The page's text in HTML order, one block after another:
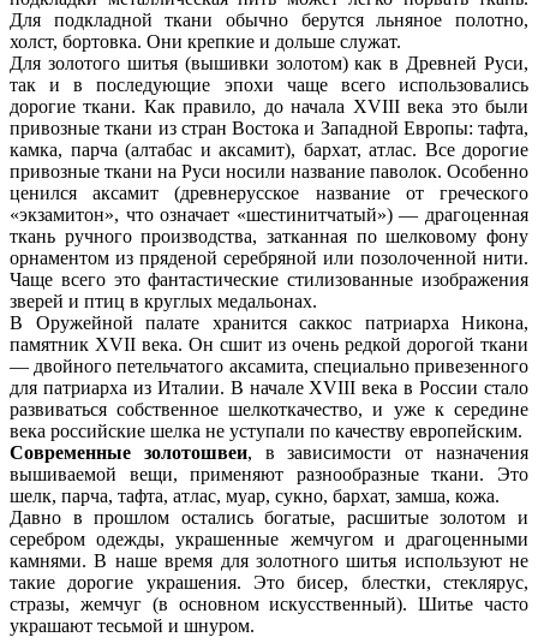
Для подкладной ткани обычно берутся льняное полотно,
холст, бортовка. Они крепкие и дольше служат.
Для золотого шитья (вышивки золотом) как в Древней Руси,
так и в последующие эпохи чаще всего использовались
дорогие ткани. Как правило, до начала XVIII века это были
привозные ткани из стран Востока и Западной Европы: тафта,
камка, парча (алтабас и аксамит), бархат, атлас. Все дорогие
привозные ткани на Руси носили название паволок. Особенно
ценился аксамит (древнерусское название от греческого
«экзамитон», что означает «шестинитчатый») — драгоценная
ткань ручного производства, затканная по шелковому фону
орнаментом из пряденой серебряной или позолоченной нити.
Чаще всего это фантастические стилизованные изображения
зверей и птиц в круглых медальонах.
В Оружейной палате хранится саккос патриарха Никона,
памятник XVII века. Он сшит из очень редкой дорогой ткани
— двойного петельчатого аксамита, специально привезенного
для патриарха из Италии. В начале XVIII века в России стало
развиваться собственное шелкоткачество, и уже к середине
века российские шелка не уступали по качеству европейским.
Современные золотошвеи, в зависимости от назначения
вышиваемой вещи, применяют разнообразные ткани. Это
шелк, парча, тафта, атлас, муар, сукно, бархат, замша, кожа.
Давно в прошлом остались богатые, расшитые золотом и
серебром одежды, украшенные жемчугом и драгоценными
камнями. В наше время для золотного шитья используют не
такие дорогие украшения. Это бисер, блестки, стеклярус,
стразы, жемчуг (в основном искусственный). Шитье часто
украшают тесьмой и шнуром.